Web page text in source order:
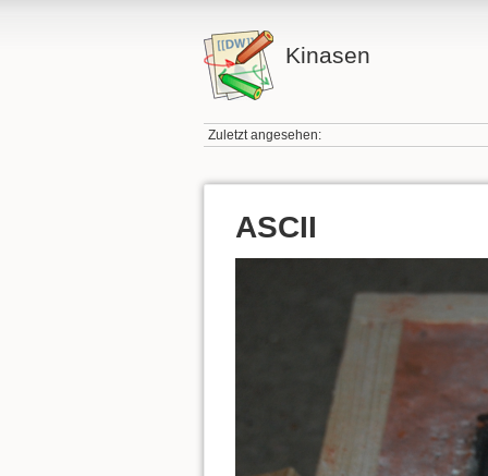
Kinasen
Zuletzt angesehen:
ASCII